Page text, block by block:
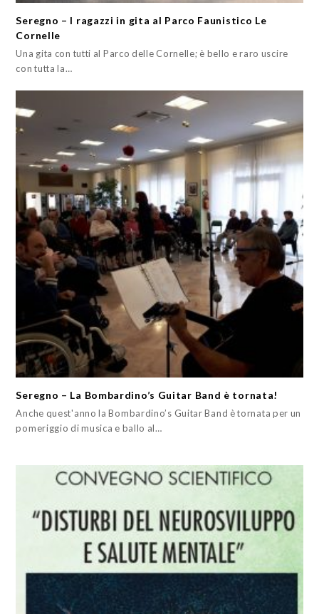
Seregno – I ragazzi in gita al Parco Faunistico Le
Cornelle
Una gita con tutti al Parco delle Cornelle; è bello e raro uscire
con tutta la…
Seregno – La Bombardino’s Guitar Band è tornata!
Anche quest'anno la Bombardino’s Guitar Band è tornata per un
pomeriggio di musica e ballo al…